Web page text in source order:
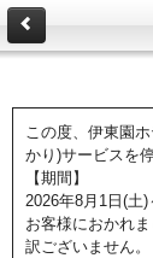
この度、伊東園
かり)サービスを
【期間】
2026年8月1日(土
お客様におかれ
訳ございません。